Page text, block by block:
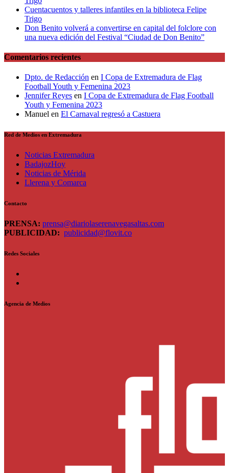
Cuentacuentos y talleres infantiles en la biblioteca Felipe
Trigo
Don Benito volverá a convertirse en capital del folclore con
una nueva edición del Festival “Ciudad de Don Benito”
Comentarios recientes
Dpto. de Redacción en I Copa de Extremadura de Flag
Football Youth y Femenina 2023
Jennifer Reyes en I Copa de Extremadura de Flag Football
Youth y Femenina 2023
Manuel en El Carnaval regresó a Castuera
Red de Medios en Extremadura
Noticias Extremadura
BadajozHoy
Noticias de Mérida
Llerena y Comarca
Contacto
PRENSA: prensa@diariolaserenavegasaltas.com
PUBLICIDAD: publicidad@flovit.co
Redes Sociales
Agencia de Medios